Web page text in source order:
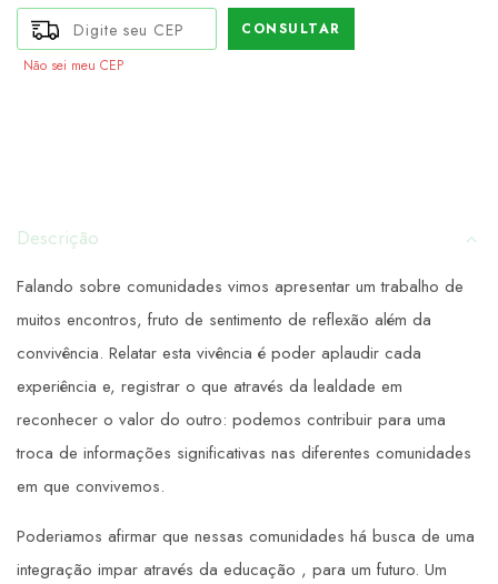
CONSULTAR
Não sei meu CEP
Descrição
Falando sobre comunidades vimos apresentar um trabalho de
muitos encontros, fruto de sentimento de reflexão além da
convivência. Relatar esta vivência é poder aplaudir cada
experiência e, registrar o que através da lealdade em
reconhecer o valor do outro: podemos contribuir para uma
troca de informações significativas nas diferentes comunidades
em que convivemos.
Poderiamos afirmar que nessas comunidades há busca de uma
integração impar através da educação , para um futuro. Um